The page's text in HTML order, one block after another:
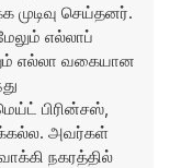
முடிவு செய்தனர்.
எல்லாப்
எல்லா வகையான
பிரின்சஸ்,
அவர்கள்
நகரத்தில்